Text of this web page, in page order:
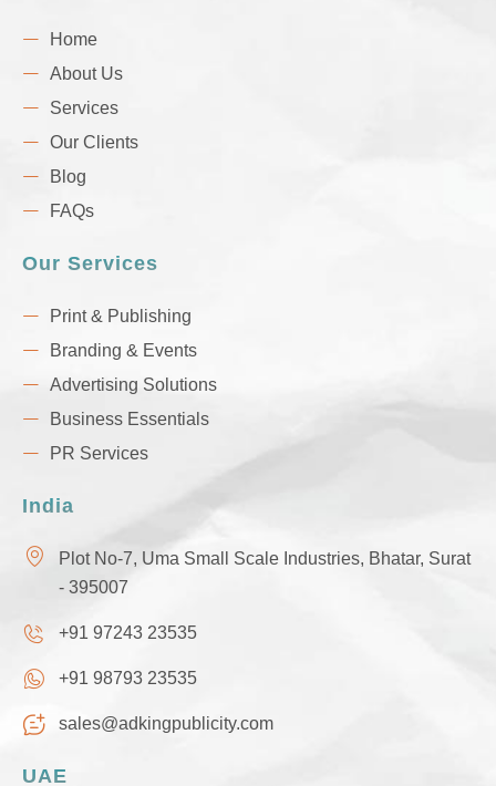
Home
About Us
Services
Our Clients
Blog
FAQs
Our Services
Print & Publishing
Branding & Events
Advertising Solutions
Business Essentials
PR Services
India
Plot No-7, Uma Small Scale Industries, Bhatar, Surat
- 395007
+91 97243 23535
+91 98793 23535
sales@adkingpublicity.com
UAE